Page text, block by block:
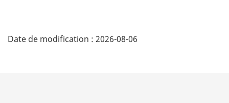
é
Date de modification : 2026-08-06